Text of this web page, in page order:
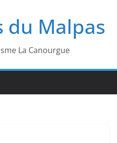
du Malpas
La Canourgue